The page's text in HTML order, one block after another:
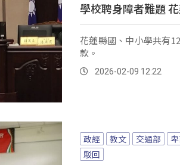
學校聘身障者難題
花蓮縣國、中小學共有
款。
2026-02-09 12:22
政經 教文 交通部
駁回